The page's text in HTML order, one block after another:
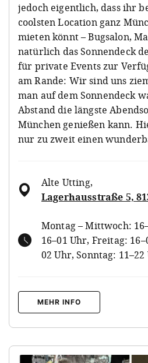
jedoch eigentlich, dass ihr
coolsten Location ganz
mieten könnt – Bugsalon,
natürlich das Sonnendeck
für private Events zur
am Rande: Wir sind uns
man auf dem Sonnendeck
Abstand die längste
München genießen kann.
nur zu zweit einen
Alte Utting,
Lagerhausstraße 5,
Montag – Mittwoch:
16–01 Uhr, Freitag:
02 Uhr, Sonntag:
MEHR INFO